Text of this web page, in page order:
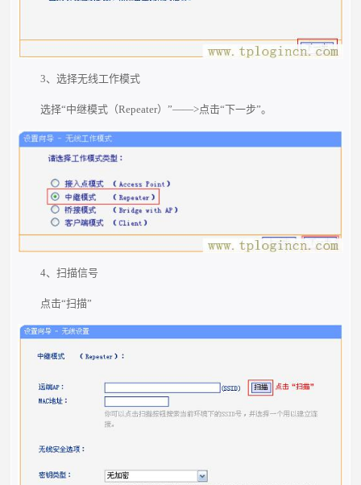
3、选择无线工作模式
选择“中继模式（Repeater）”——>点击“下一步”。
4、扫描信号
点击“扫描”